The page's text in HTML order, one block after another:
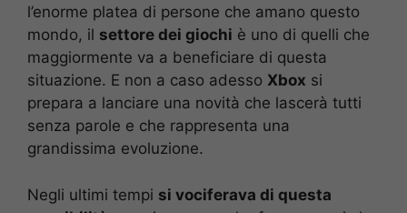
l’enorme platea di persone che amano questo
mondo, il settore dei giochi è uno di quelli che
maggiormente va a beneficiare di questa
situazione. E non a caso adesso Xbox si
prepara a lanciare una novità che lascerà tutti
senza parole e che rappresenta una
grandissima evoluzione.
Negli ultimi tempi si vociferava di questa